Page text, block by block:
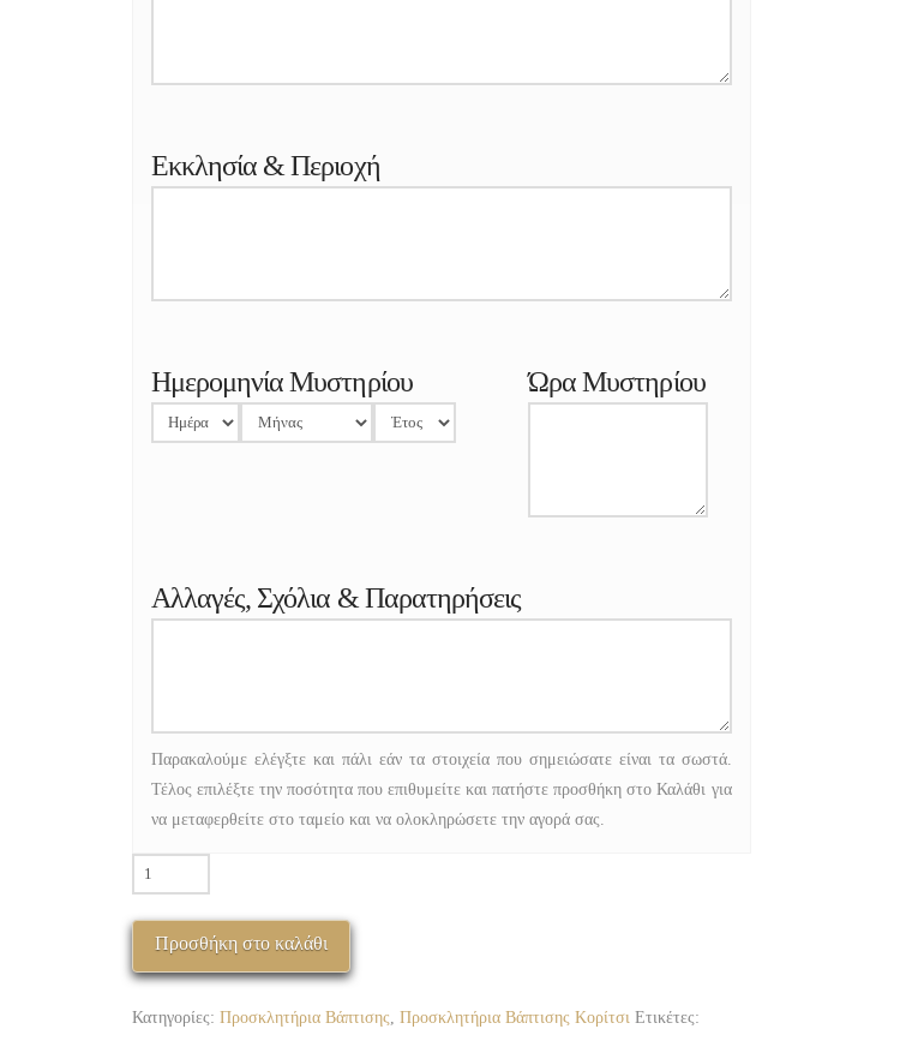
Εκκλησία & Περιοχή
Ημερομηνία Μυστηρίου Ώρα Μυστηρίου
Αλλαγές, Σχόλια & Παρατηρήσεις
Παρακαλούμε ελέγξτε και πάλι εάν τα στοιχεία που σημειώσατε είναι τα σωστά.
Τέλος επιλέξτε την ποσότητα που επιθυμείτε και πατήστε προσθήκη στο Καλάθι για
να μεταφερθείτε στο ταμείο και να ολοκληρώσετε την αγορά σας.
ΠΒΚ-1005-
05
ΑΣΠΡΟΜΑΥΡΟ
ΣΚΙΤΣΟ
ΓΑΤΑ
ποσότητα
Προσθήκη στο καλάθι
Κατηγορίες: Προσκλητήρια Βάπτισης, Προσκλητήρια Βάπτισης Κορίτσι Ετικέτες: